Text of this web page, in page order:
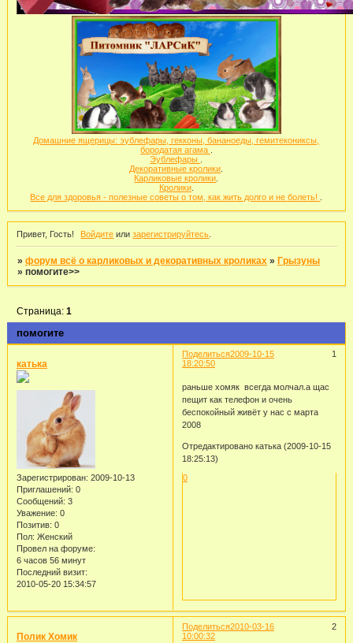
Домашние ящерицы: эублефары, гекконы, бананоеды, гемитекониксы,
бородатая агама
Эублефары
Декоративные кролики
Карликовые кролики
Кролики.
Все для здоровья - полезные советы о том, как жить долго и не болеть!
Привет, Гость! Войдите илизарегистрируйтесь
»форум всё о карликовых и декоративных кроликах » Грызуны
»помогите>>
помогите
Страница:1
Поделиться 1
2009-10-15
18:20:50
катька
Зарегистрирован: 2009-10-13
Приглашений: 0
Сообщений: 3
Уважение: 0
Позитив: 0
Пол: Женский
Провел на форуме:
6 часов 56 минут
Последний визит:
2010-05-20 15:34:57
раньше хомяк всегда молчал.а щас
пещит как телефон и очень
беспокойный живёт у нас с марта
2008
Отредактировано катька (2009-10-15
18:25:13)
0
Поделиться 2
2010-03-16
10:00:32
Полик Хомик